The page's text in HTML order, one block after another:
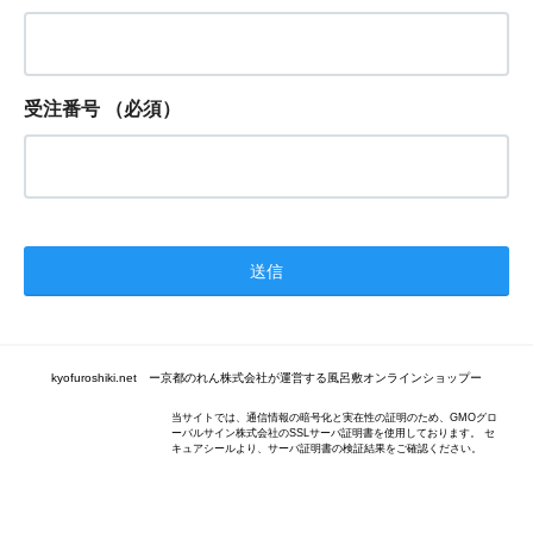
受注番号 （必須）
kyofuroshiki.net ー京都のれん株式会社が運営する風呂敷オンラインショップー
当サイトでは、通信情報の暗号化と実在性の証明のため、GMOグロ
ーバルサイン株式会社のSSLサーバ証明書を使用しております。 セ
キュアシールより、サーバ証明書の検証結果をご確認ください。